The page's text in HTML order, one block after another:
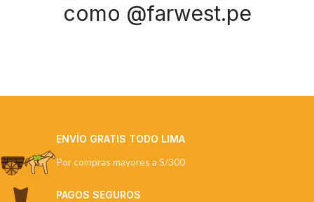
como @farwest.pe
ENVÍO GRATIS TODO LIMA
Por compras mayores a S/300
PAGOS SEGUROS